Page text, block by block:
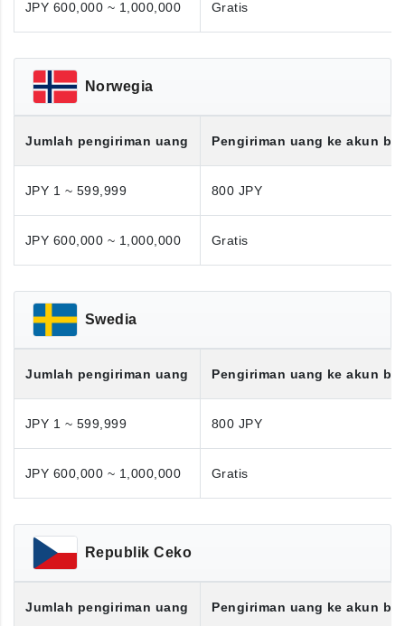
JPY 600,000 ~ 1,000,000 Gratis
Norwegia
Jumlah pengiriman uang Pengiriman uang ke akun
JPY 1 ~ 599,999 800 JPY
JPY 600,000 ~ 1,000,000 Gratis
Swedia
Jumlah pengiriman uang Pengiriman uang ke akun
JPY 1 ~ 599,999 800 JPY
JPY 600,000 ~ 1,000,000 Gratis
Republik Ceko
Jumlah pengiriman uang Pengiriman uang ke akun